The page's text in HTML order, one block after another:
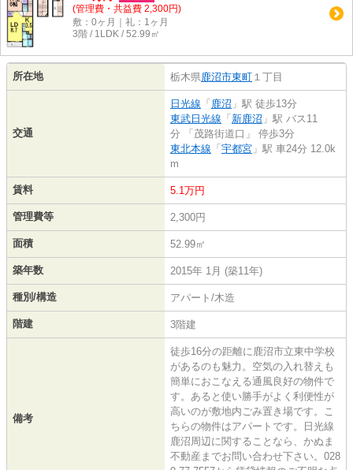
(管理費・共益費 2,300円)
敷：0ヶ月｜礼：1ヶ月
3階 / 1LDK / 52.99㎡
所在地 栃木県鹿沼市東町 １丁目
交通
日光線 「 鹿沼 」駅 徒歩13分
東武日光線 「 新鹿沼 」駅 バス11
分 「茂路街道口」 停歩3分
東北本線 「 宇都宮 」駅 車24分 12.0k
m
賃料 5.1万円
管理費等 2,300円
面積 52.99㎡
築年数 2015年 1月 (築11年)
種別/構造 アパート/木造
階建 3階建
備考
徒歩16分の距離に鹿沼市立東中学校
があるのも魅力。空気の入れ替えも
簡単におこなえる通風良好の物件で
す。あると使い勝手がよく利便性が
高いのが敷地内ごみ置き場です。こ
ちらの物件はアパートです。日光線
鹿沼周辺に関することなら、かぬま
不動産までお問い合わせ下さい。028